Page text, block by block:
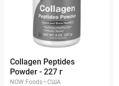
Collagen Peptides
Powder - 227 г
NOW Foods • США